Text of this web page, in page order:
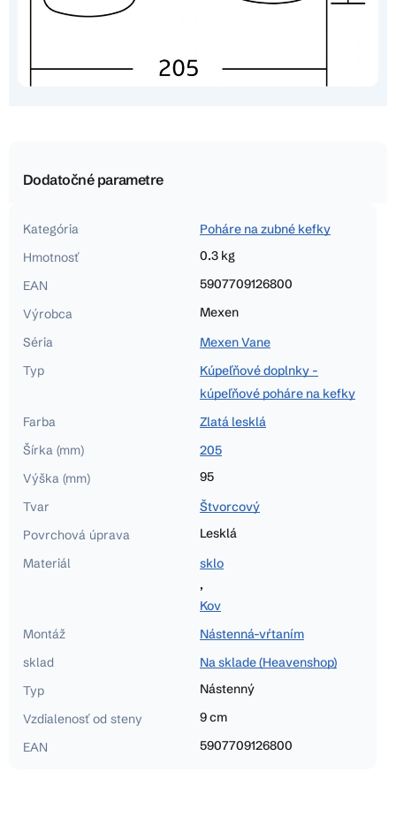
Dodatočné parametre
Kategória
Poháre na zubné kefky
Hmotnosť
0.3 kg
EAN
5907709126800
Výrobca
Mexen
Séria
Mexen Vane
Typ
Kúpeľňové doplnky -
kúpeľňové poháre na kefky
Farba
Zlatá lesklá
Šírka (mm)
205
Výška (mm)
95
Tvar
Štvorcový
Povrchová úprava
Lesklá
Materiál
sklo
,
Kov
Montáž
Nástenná-vŕtaním
sklad
Na sklade (Heavenshop)
Typ
Nástenný
Vzdialenosť od steny
9 cm
EAN
5907709126800